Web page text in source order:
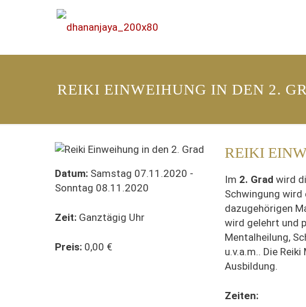
REIKI EINWEIHUNG IN DEN 2.
Datum:Samstag 07.11.2020 -
Sonntag 08.11.2020
Zeit:Ganztägig Uhr
Preis:0,00 €
REIKI
Im 2. Grad wird
Schwingung wird
dazugehörigen
wird gelehrt und
Mentalheilung,
u.v.a.m.. Die
Ausbildung.
Zeiten: